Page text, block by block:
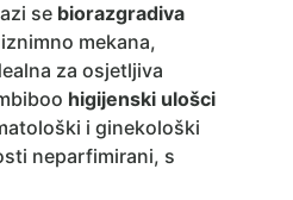
se biorazgradiva
mekana,
za osjetljiva
higijenski ulošci
i ginekološki
neparfimirani, s